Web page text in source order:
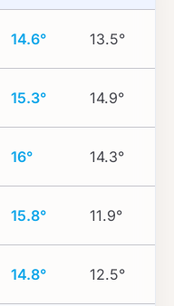
14.6° 13.5°
15.3° 14.9°
16° 14.3°
15.8° 11.9°
14.8° 12.5°